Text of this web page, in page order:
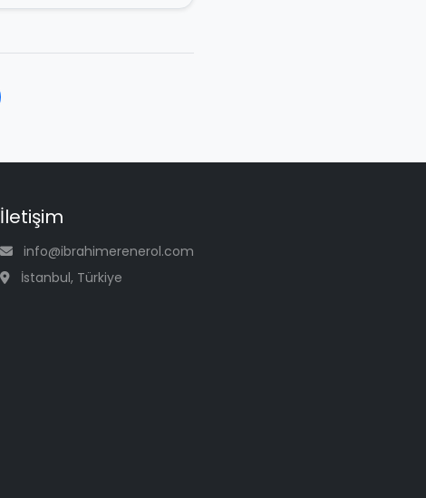
İletişim
info@ibrahimerenerol.com
İstanbul, Türkiye